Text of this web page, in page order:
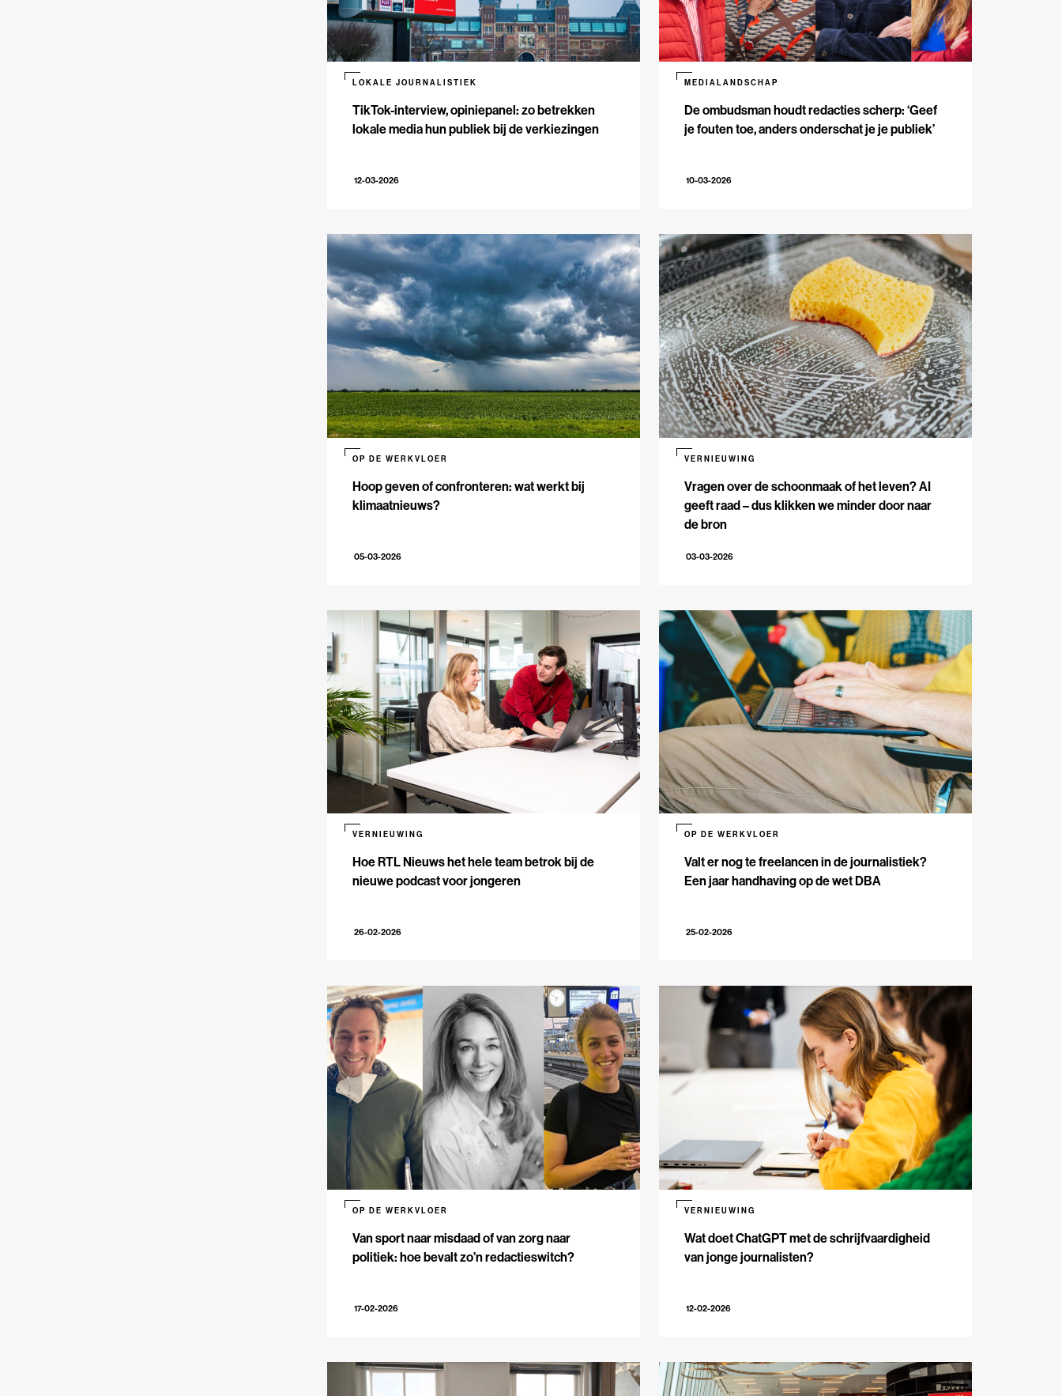
TikTok-interview, opiniepanel: zo betrekken
lokale media hun publiek bij de verkiezingen
LOKALE JOURNALISTIEK
12-03-2026
De ombudsman houdt redacties scherp: ‘Geef
je fouten toe, anders onderschat je je publiek’
MEDIALANDSCHAP
10-03-2026
Hoop geven of confronteren: wat werkt bij
klimaatnieuws?
OP DE WERKVLOER
05-03-2026
Vragen over de schoonmaak of het leven? AI
geeft raad – dus klikken we minder door naar
de bron
VERNIEUWING
03-03-2026
Hoe RTL Nieuws het hele team betrok bij de
nieuwe podcast voor jongeren
VERNIEUWING
26-02-2026
Valt er nog te freelancen in de journalistiek?
Een jaar handhaving op de wet DBA
OP DE WERKVLOER
25-02-2026
Van sport naar misdaad of van zorg naar
politiek: hoe bevalt zo’n redactieswitch?
OP DE WERKVLOER
17-02-2026
Wat doet ChatGPT met de schrijfvaardigheid
van jonge journalisten?
VERNIEUWING
12-02-2026